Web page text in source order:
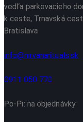
vedľa parkovacieho
k ceste, Trnavská
Bratislava
info@nirvanarituals.sk
0911 050 770
Po-Pi: na objednávky